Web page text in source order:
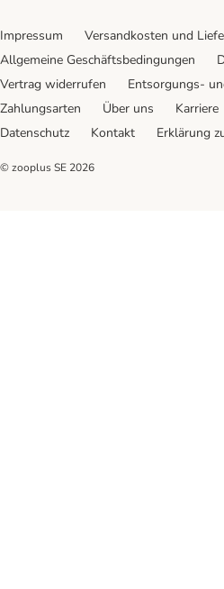
Impressum
Versandkosten und
Allgemeine Geschäftsbedingungen
Vertrag widerrufen
Entsorgungs-
Zahlungsarten
Über uns Karriere
Datenschutz
Kontakt Erklärung
© zooplus SE 2026